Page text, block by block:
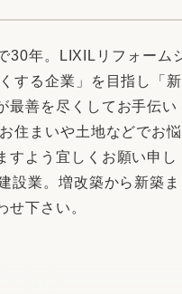
ォーム 古民家
リ
30年。LIXILリフォーム
する企業」を目指し「新
善を尽くしてお手伝い
住まいや土地などでお悩
すよう宜しくお願い申し
設業。増改築から新築ま
下さい。